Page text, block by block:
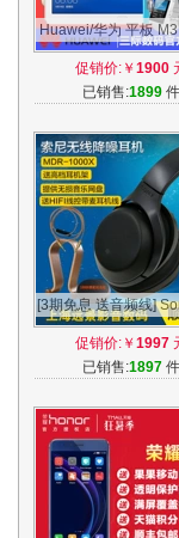
Huawei/华为 平板
10英寸华为平板电脑
板手机
促销价:￥ 1900
已销售:1899 件
[3期免息 送音频线]
MDR-1000X 蓝牙无
机 国行
促销价:￥ 1997
已销售:1897 件